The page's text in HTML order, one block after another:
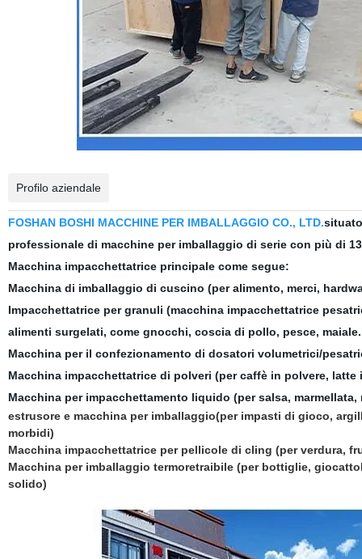
Profilo aziendale
FOSHAN BOSHI MACCHINE PER IMBALLAGGIO CO., LTD.
professionale di macchine per imballaggio di serie con più di
Macchina impacchettatrice principale come segue:
Macchina di imballaggio di cuscino (per alimento, merci,
Impacchettatrice per granuli (macchina impacchettatrice
alimenti surgelati, come gnocchi, coscia di pollo, pesce,
Macchina per il confezionamento di dosatori volumetrici/
Macchina impacchettatrice di polveri (per caffè in polvere, latte
Macchina per impacchettamento liquido (per salsa,
estrusore e macchina per imballaggio(per impasti di gioco,
morbidi)
Macchina impacchettatrice per pellicole di cling (per verdura,
Macchina per imballaggio termoretraibile(per bottiglie,
solido)